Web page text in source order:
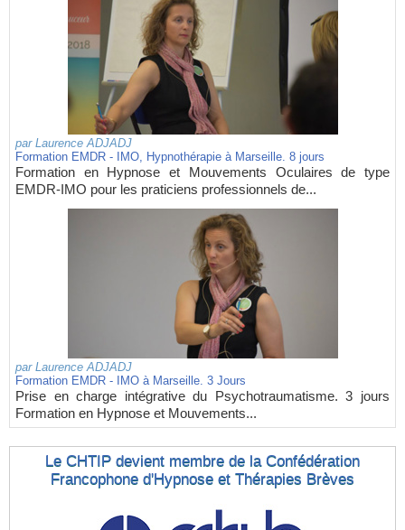
par Laurence ADJADJ
Formation EMDR - IMO, Hypnothérapie à Marseille. 8 jours
Formation en Hypnose et Mouvements Oculaires de type
EMDR-IMO pour les praticiens professionnels de...
par Laurence ADJADJ
Formation EMDR - IMO à Marseille. 3 Jours
Prise en charge intégrative du Psychotraumatisme. 3 jours
Formation en Hypnose et Mouvements...
Le CHTIP devient membre de la Confédération
Francophone d'Hypnose et Thérapies Brèves